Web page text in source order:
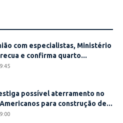
com especialistas, Ministério
e confirma quarto...
possível aterramento no
para construção de...